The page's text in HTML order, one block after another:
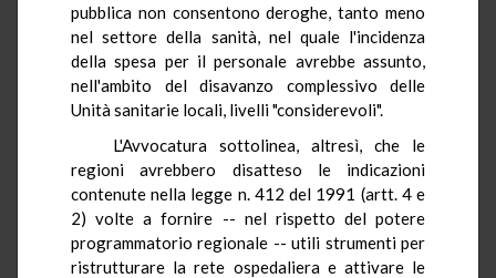
pubblica non consentono deroghe, tanto meno
nel settore della sanità, nel quale l'incidenza
della spesa per il personale avrebbe assunto,
nell'ambito del disavanzo complessivo delle
Unità sanitarie locali, livelli "considerevoli".
L'Avvocatura sottolinea, altresì, che le
regioni avrebbero disatteso le indicazioni
contenute nella legge n. 412 del 1991 (artt. 4 e
2) volte a fornire -- nel rispetto del potere
programmatorio regionale -- utili strumenti per
ristrutturare la rete ospedaliera e attivare le